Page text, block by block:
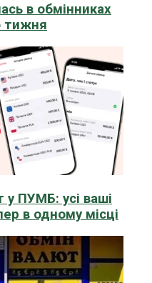
в обмінниках
тижня
у ПУМБ: усі ваші
в одному місці